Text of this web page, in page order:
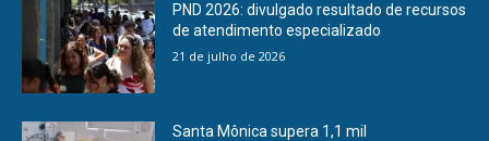
PND 2026: divulgado resultado de recursos
de atendimento especializado
21 de julho de 2026
Santa Mônica supera 1,1 mil